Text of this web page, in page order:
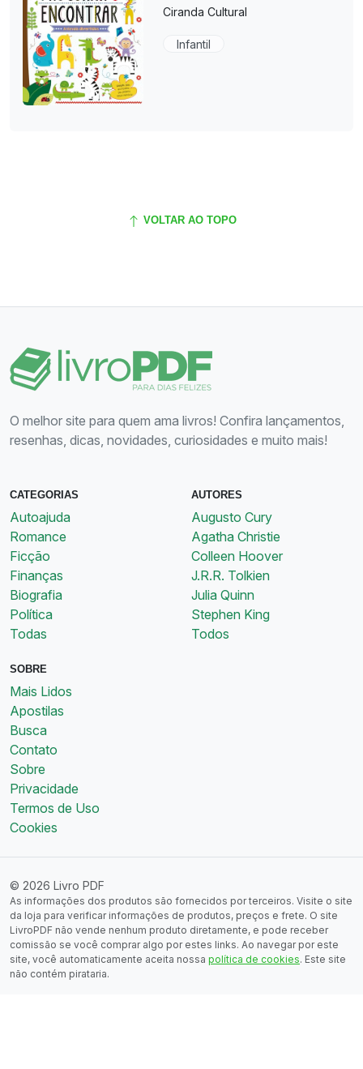
Ciranda Cultural
Infantil
VOLTAR AO TOPO
O melhor site para quem ama livros! Confira lançamentos,
resenhas, dicas, novidades, curiosidades e muito mais!
CATEGORIAS
Autoajuda
Romance
Ficção
Finanças
Biografia
Política
Todas
AUTORES
Augusto Cury
Agatha Christie
Colleen Hoover
J.R.R. Tolkien
Julia Quinn
Stephen King
Todos
SOBRE
Mais Lidos
Apostilas
Busca
Contato
Sobre
Privacidade
Termos de Uso
Cookies
© 2026 Livro PDF
As informações dos produtos são fornecidos por terceiros. Visite o site
da loja para verificar informações de produtos, preços e frete. O site
LivroPDF não vende nenhum produto diretamente, e pode receber
comissão se você comprar algo por estes links. Ao navegar por este
site, você automaticamente aceita nossa política de cookies. Este site
não contém pirataria.